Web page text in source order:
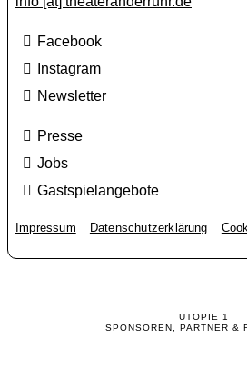
Facebook
Instagram
Newsletter
Presse
Jobs
Gastspielangebote
Impressum Datenschutzerklärung
UTOPIE 1
SPONSOREN, PARTNER &